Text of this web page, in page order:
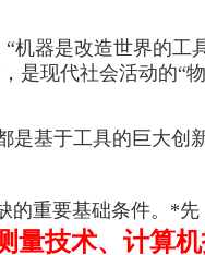
“机器是改造世界的工
是现代社会活动的“
基于工具的巨大创
重要基础条件。*先
量技术、计算机